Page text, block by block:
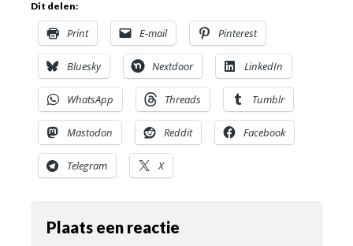
Dit delen:
Print E-mail Pinterest
Bluesky Nextdoor LinkedIn
WhatsApp Threads Tumblr
Mastodon Reddit Facebook
Telegram X
Plaats een reactie